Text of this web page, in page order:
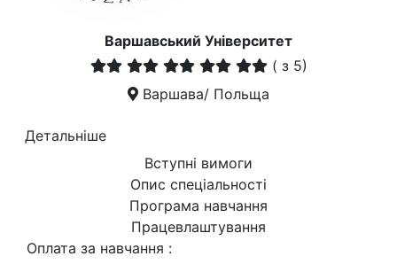
Варшавський Університет
( з 5)
Варшава/ Польща
Детальніше
Вступні вимоги
Опис спеціальності
Програма навчання
Працевлаштування
Оплата за навчання :